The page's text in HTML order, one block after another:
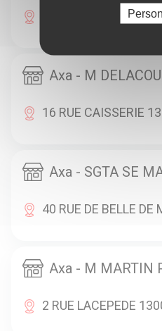
16 RUE BEAUVAU
Axa - M
16 RUE CAISSERIE
Axa - SGTA SE
40 RUE DE BELLE
Axa - M MARTIN
2 RUE LACEPEDE